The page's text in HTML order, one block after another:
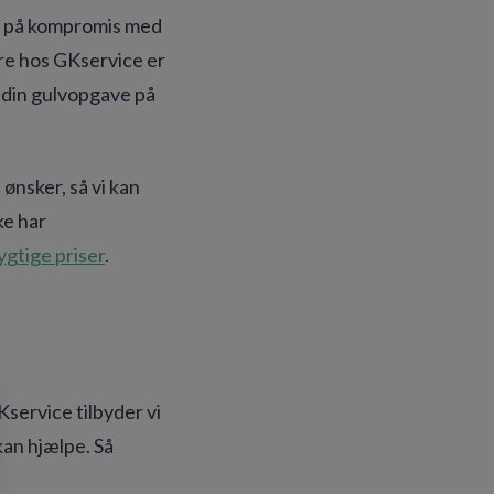
kompromis med
hos GKservice er
gulvopgave på
så vi kan
har
priser.
tilbyder vi
hjælpe. Så